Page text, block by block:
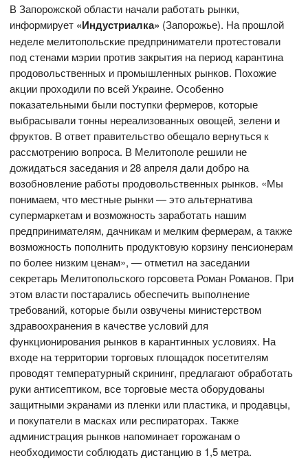
В Запорожской области начали работать рынки,
информирует «Индустриалка» (Запорожье). На прошлой
неделе мелитопольские предприниматели протестовали
под стенами мэрии против закрытия на период карантина
продовольственных и промышленных рынков. Похожие
акции проходили по всей Украине. Особенно
показательными были поступки фермеров, которые
выбрасывали тонны нереализованных овощей, зелени и
фруктов. В ответ правительство обещало вернуться к
рассмотрению вопроса. В Мелитополе решили не
дожидаться заседания и 28 апреля дали добро на
возобновление работы продовольственных рынков. «Мы
понимаем, что местные рынки — это альтернатива
супермаркетам и возможность заработать нашим
предпринимателям, дачникам и мелким фермерам, а также
возможность пополнить продуктовую корзину пенсионерам
по более низким ценам», — отметил на заседании
секретарь Мелитопольского горсовета Роман Романов. При
этом власти постарались обеспечить выполнение
требований, которые были озвучены министерством
здравоохранения в качестве условий для
функционирования рынков в карантинных условиях. На
входе на территории торговых площадок посетителям
проводят температурный скрининг, предлагают обработать
руки антисептиком, все торговые места оборудованы
защитными экранами из пленки или пластика, и продавцы,
и покупатели в масках или респираторах. Также
администрация рынков напоминает горожанам о
необходимости соблюдать дистанцию в 1,5 метра.